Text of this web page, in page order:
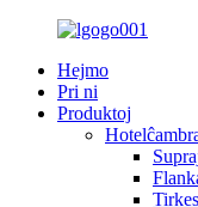
Hejmo
Pri ni
Produktoj